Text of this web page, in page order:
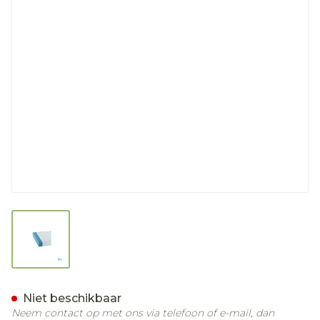
Niet beschikbaar
Neem contact op met ons via telefoon of e-mail, dan